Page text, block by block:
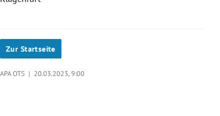
Zur Startseite
APA OTS | 20.03.2023, 9:00